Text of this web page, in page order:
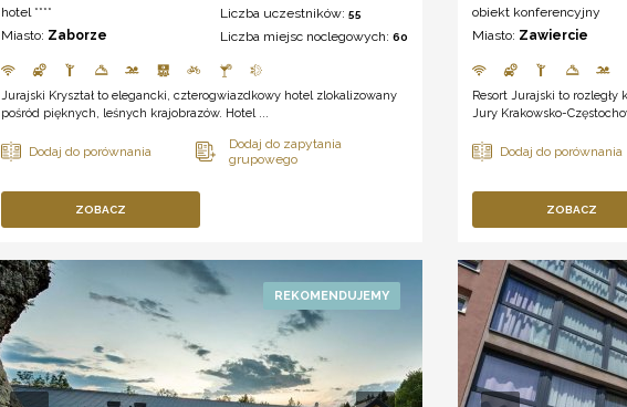
hotel ****
Miasto: Zaborze
Liczba uczestników:55
Liczba miejsc noclegowych:60
Jurajski Kryształ to elegancki, czterogwiazdkowy hotel zlokalizowany
pośród pięknych, leśnych krajobrazów. Hotel ...
ZOBACZ
obiekt konferencyjny
Miasto: Zawiercie
Resort Jurajski to
Jury Krakowsko-
ZOBACZ